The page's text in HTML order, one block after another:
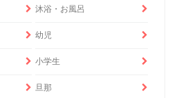
沐浴・お風呂
幼児
小学生
旦那